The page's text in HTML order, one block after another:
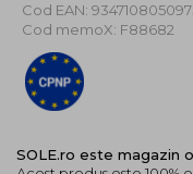
Cod EAN:
Cod memoX: F88682
SOLE.ro este magazin